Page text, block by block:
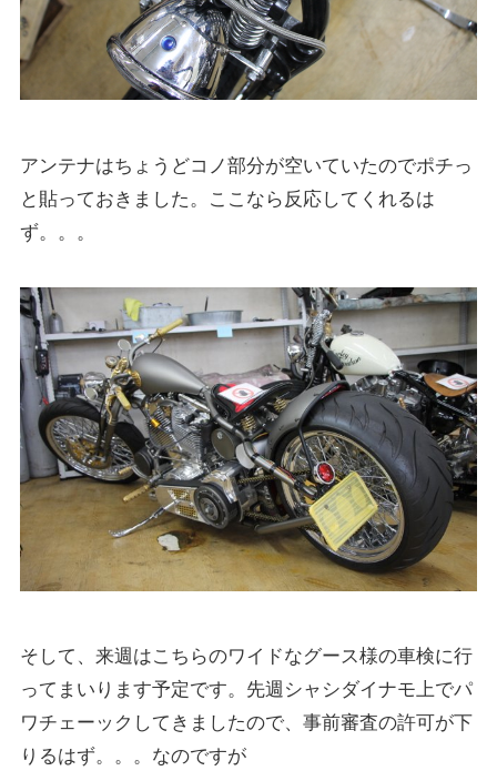
アンテナはちょうどコノ部分が空いていたのでポチっ
と貼っておきました。ここなら反応してくれるは
ず。。。
そして、来週はこちらのワイドなグース様の車検に行
ってまいります予定です。先週シャシダイナモ上でパ
ワチェーックしてきましたので、事前審査の許可が下
りるはず。。。なのですが